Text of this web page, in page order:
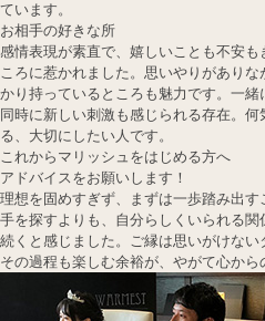
ています。
お相手の好きな所
感情表現が素直で、嬉しいことも不安
ころに惹かれました。思いやりがあり
かり持っているところも魅力です。一緒
同時に新しい刺激も感じられる存在。
る、大切にしたい人です。
これからマリッシュをはじめる方へ
アドバイスをお願いします！
理想を固めすぎず、まずは一歩踏み出
手を探すよりも、自分らしくいられる関
続くと感じました。ご縁は思いがけない
その過程も楽しむ余裕が、やがて心から